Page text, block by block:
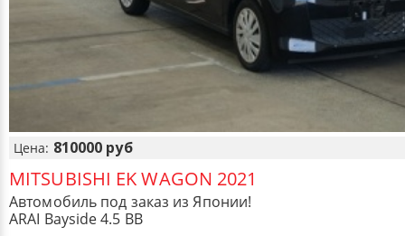
Цена: 810000 руб
MITSUBISHI EK WAGON 2021
Автомобиль под заказ из Японии!
ARAI Bayside 4.5 BB